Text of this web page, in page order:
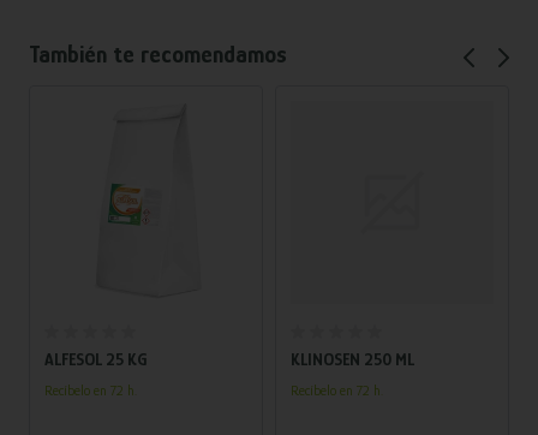
También te recomendamos
ALFESOL 25 KG
Recíbelo en 72 h.
KLINOSEN 250 ML
Recíbelo en 72 h.